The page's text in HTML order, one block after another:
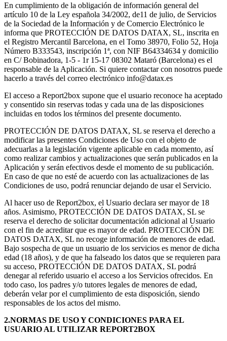
En cumplimiento de la obligación de información general del
artículo 10 de la Ley española 34/2002, de11 de julio, de Servicios
de la Sociedad de la Información y de Comercio Electrónico le
informa que PROTECCIÓN DE DATOS DATAX, SL, inscrita en
el Registro Mercantil Barcelona, en el Tomo 38970, Folio 52, Hoja
Número B333543, inscripción 1ª, con NIF B64334634 y domicilio
en C/ Bobinadora, 1-5 - 1r 15-17 08302 Mataró (Barcelona) es el
responsable de la Aplicación. Si quiere contactar con nosotros puede
hacerlo a través del correo electrónico info@datax.es
El acceso a Report2box supone que el usuario reconoce ha aceptado
y consentido sin reservas todas y cada una de las disposiciones
incluidas en todos los términos del presente documento.
PROTECCIÓN DE DATOS DATAX, SL se reserva el derecho a
modificar las presentes Condiciones de Uso con el objeto de
adecuarlas a la legislación vigente aplicable en cada momento, así
como realizar cambios y actualizaciones que serán publicados en la
Aplicación y serán efectivos desde el momento de su publicación.
En caso de que no esté de acuerdo con las actualizaciones de las
Condiciones de uso, podrá renunciar dejando de usar el Servicio.
Al hacer uso de Report2box, el Usuario declara ser mayor de 18
años. Asimismo, PROTECCIÓN DE DATOS DATAX, SL se
reserva el derecho de solicitar documentación adicional al Usuario
con el fin de acreditar que es mayor de edad. PROTECCIÓN DE
DATOS DATAX, SL no recoge información de menores de edad.
Bajo sospecha de que un usuario de los servicios es menor de dicha
edad (18 años), y de que ha falseado los datos que se requieren para
su acceso, PROTECCIÓN DE DATOS DATAX, SL podrá
denegar al referido usuario el acceso a los Servicios ofrecidos. En
todo caso, los padres y/o tutores legales de menores de edad,
deberán velar por el cumplimiento de esta disposición, siendo
responsables de los actos del mismo.
2.NORMAS DE USO Y CONDICIONES PARA EL
USUARIO AL UTILIZAR REPORT2BOX